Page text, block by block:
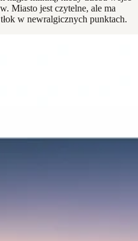
Miasto jest czytelne, ale ma
w newralgicznych punktach.